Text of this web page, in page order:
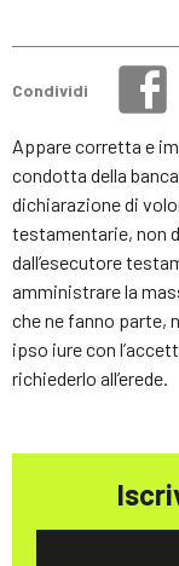
Condividi
Appare corretta e
condotta della
dichiarazione di
testamentarie, non
dall’esecutore
amministrare la
che ne fanno parte,
ipso iure con
richiederlo all’erede.